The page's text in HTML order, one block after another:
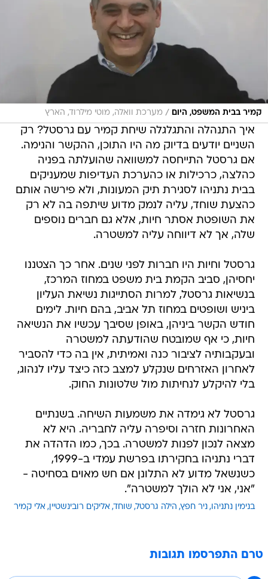
קמיר בבית המשפט, היום / מערכת וואלה, מוטי מילרוד, הארץ
איך התנהלה והתגלגלה שיחת קמיר עם גרסטל? רק
השניים יודעים בדיוק מה היו התוכן, ההקשר והנימה.
אם גרסטל התייחסה למשוואה שהועלתה בפניה
כהלצה, כרכילות או כהערכת העדיפות שמעניקים
בבית נתניהו לסגירת תיק המעונות, ולא פירשה אותם
כהצעת שוחד, עליה לנמק מדוע שיתפה בה לא רק
את השופטת אסתר חיות, אלא גם חברים נוספים
שלה, אך לא דיווחה עליה למשטרה.
גרסטל וחיות היו חברות לפני שנים. אחר כך הצטננו
יחסיהן, סביב הקמת בית משפט במחוז המרכז,
בנשיאות גרסטל, למרות הסתייגות נשיאת העליון
ביניש ושופטים במחוז תל אביב, בהם חיות. לימים
חודש הקשר ביניהן, באופן שסיבך עכשיו את הנשיאה
חיות, כי אף שמובטח שהודעתה למשטרה
ובעקבותיה לציבור כנה ואמיתית, אין בה כדי להסביר
לאחרון האזרחים שנקלע למצב כזה כיצד עליו לנהוג,
בלי להיקלע לנחיתות מול שלטונות החוק.
גרסטל לא גימדה את משמעות השיחה. בשנתיים
האחרונות חזרה וסיפרה עליה לחבריה. היא לא
מצאה לנכון לפנות למשטרה. בכך, כמו הדהדה את
דברי נתניהו בחקירתו בפרשת עמדי ב-1999,
כשנשאל מדוע לא התלונן אם חש מאוים בסחיטה -
"אני, אני לא הולך למשטרה".
בנימין נתניהו ניר חפץ הילה גרסטל שוחד אליקים רובינשטיין אלי קמיר
טרם התפרסמו תגובות